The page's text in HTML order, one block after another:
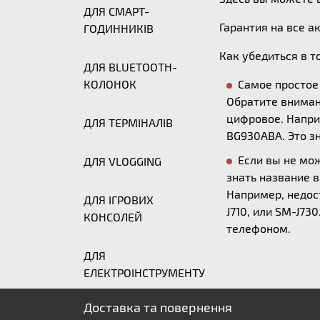
ДЛЯ СМАРТ-
ГОДИННИКІВ
ДЛЯ BLUETOOTH-
КОЛОНОК
ДЛЯ ТЕРМІНАЛІВ
ДЛЯ VLOGGING
ДЛЯ ІГРОВИХ
КОНСОЛЕЙ
ДЛЯ
ЕЛЕКТРОІНСТРУМЕНТУ
Гарантия на все
Как убедиться в
Самое
Обратите
цифровое.
BG930ABA. Это
Если вы не
знать название
Например,
J710, или SM-
телефоном.
Доставка та повернення